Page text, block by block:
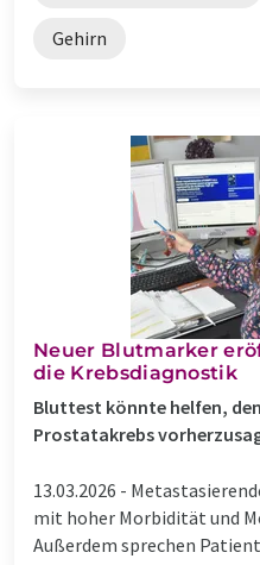
Gehirn
Neuer Blutmarker
die Krebsdiagnostik
Bluttest könnte helfen,
Prostatakrebs
13.03.2026 -
mit hoher Morbidität und
Außerdem sprechen